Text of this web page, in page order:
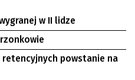
w II lidze
powstanie na